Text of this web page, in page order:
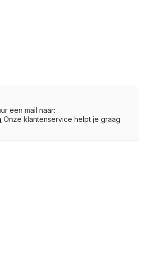
een mail naar:
Onze klantenservice helpt je graag